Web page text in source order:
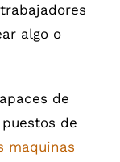
algo o
de
de
maquinas